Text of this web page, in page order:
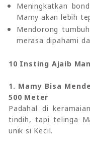
Meningkatkan
Mamy akan lebih
Mendorong
merasa dipahami
10 Insting Ajaib
1. Mamy Bisa
500 Meter
Padahal di
tindih, tapi telinga
unik si Kecil.